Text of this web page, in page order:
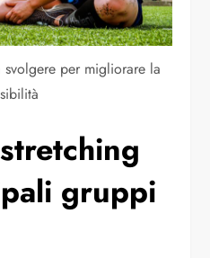
per migliorare la
gruppi